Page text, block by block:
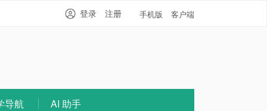
手机版 客户端
登录 注册
导航 AI 助手